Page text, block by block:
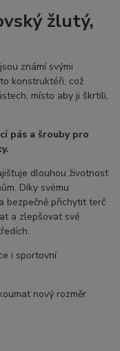
žlutý,
známí svými
konstruktéři, což
místo aby ji škrtili,
pás a šrouby pro
dlouhou životnost
Díky svému
bezpečně přichytit terč
a zlepšovat své
i sportovní
nový rozměr